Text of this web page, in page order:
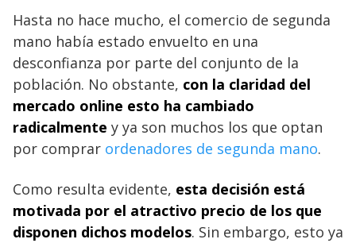
Hasta no hace mucho, el comercio de segunda
mano había estado envuelto en una
desconfianza por parte del conjunto de la
población. No obstante, con la claridad del
mercado online esto ha cambiado
radicalmente y ya son muchos los que optan
por comprar ordenadores de segunda mano.
Como resulta evidente, esta decisión está
motivada por el atractivo precio de los que
disponen dichos modelos. Sin embargo, esto ya